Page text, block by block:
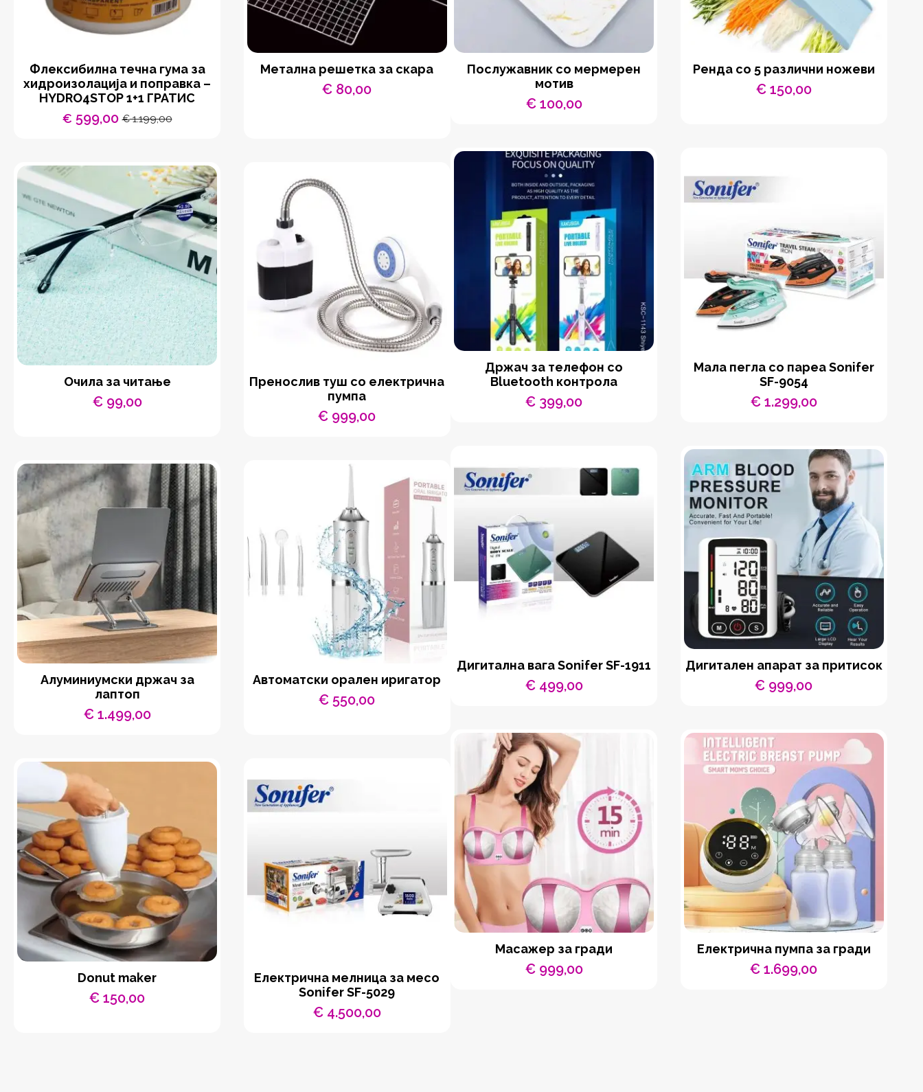
Флексибилна течна гума за
хидроизолација и поправка –
HYDRO4STOP 1+1 ГРАТИС
€1.199,00
Original
€ 1.199,00.
€ 599,00Current
€ 599,00.
Метална решетка за скара
€ 80,00
Очила за читање
€99,00
Пренослив туш со електрична
пумпа
€ 999,00
Aлуминиумски држач за
лаптоп
€1.499,00
Автоматски орален иригатор
€ 550,00
Donut maker
€ 150,00
Eлектрична мелница за месо
Sonifer SF-5029
€4.500,00
Послужавник со мермерен
мотив
€100,00
Ренда со 5 различни ножеви
€150,00
Држач за телефон со
Bluetooth контрола
€ 399,00
Мала пегла со пареа Sonifer
SF-9054
€1.299,00
Дигитална вага Sonifer SF-1911
€499,00
Дигитален апарат за притисок
€ 999,00
Масажер за гради
€999,00
Електрична пумпа за гради
€ 1.699,00